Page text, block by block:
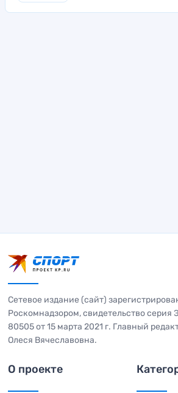
Сетевое издание (сайт)
Роскомнадзором, свидетельство
80505 от 15 марта 2021 г. Главный
Олеся Вячеславовна.
О проекте